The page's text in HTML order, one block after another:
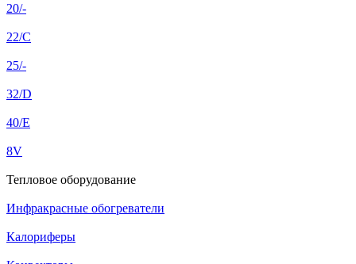
20/-
22/C
25/-
32/D
40/E
8V
Тепловое оборудование
Инфракрасные обогреватели
Калориферы